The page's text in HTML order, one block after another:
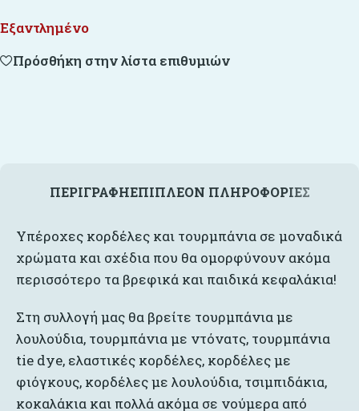
Εξαντλημένο
Πρόσθήκη στην λίστα επιθυμιών
ΠΕΡΙΓΡΑΦΉΕΠΙΠΛΈΟΝ ΠΛΗΡΟΦΟΡΊΕΣ
Υπέροχες κορδέλες και τουρμπάνια σε μοναδικά
χρώματα και σχέδια που θα ομορφύνουν ακόμα
περισσότερο τα βρεφικά και παιδικά κεφαλάκια!
Στη συλλογή μας θα βρείτε τουρμπάνια με
λουλούδια, τουρμπάνια με ντόνατς, τουρμπάνια
tie dye, ελαστικές κορδέλες, κορδέλες με
φιόγκους, κορδέλες με λουλούδια, τσιμπιδάκια,
κοκαλάκια και πολλά ακόμα σε νούμερα από